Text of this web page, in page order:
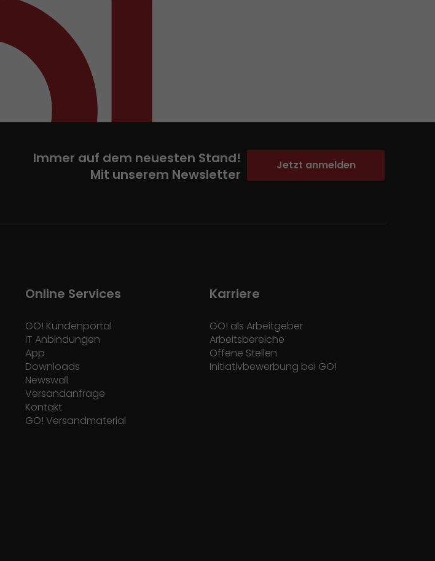
Immer auf dem neuesten Stand!
Mit unserem Newsletter
Jetzt anmelden
Online Services
GO! Kundenportal
IT Anbindungen
App
Downloads
Newswall
Versandanfrage
Kontakt
GO! Versandmaterial
Karriere
GO! als Arbeitgeber
Arbeitsbereiche
Offene Stellen
Initiativbewerbung bei GO!